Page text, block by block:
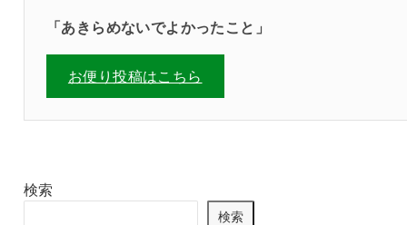
「あきらめないでよかったこと 」
お便り投稿はこちら
検索
検索